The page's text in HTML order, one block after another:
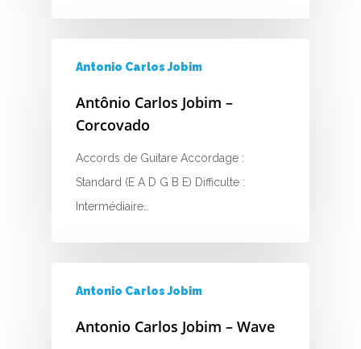
Antonio Carlos Jobim
Antônio Carlos Jobim –
Corcovado
Accords de Guitare Accordage :
Standard (E A D G B E) Difficulte :
Intermédiaire…
Antonio Carlos Jobim
Antonio Carlos Jobim – Wave
U
W
X
Y
Nouvelles tabs
Accords de guitare